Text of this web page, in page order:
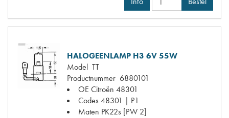
HALOGEENLAMP H3 6V 55W
Model TT
Productnummer 6880101
OE Citroën 48301
Codes48301 | P1
Maten PK22s [PW 2]